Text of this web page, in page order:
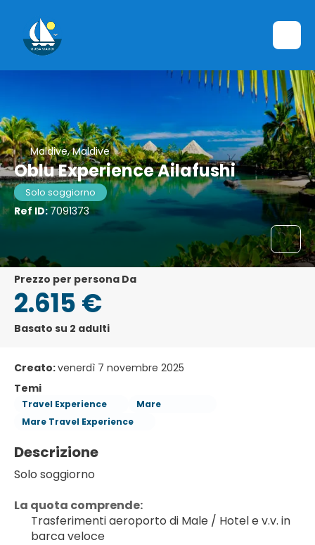
Maldive, Maldive
Oblu Experience Ailafushi
Solo soggiorno
Ref ID:7091373
Prezzo per persona Da
2.615 €
Basato su 2 adulti
Creato:venerdì 7 novembre 2025
Temi
Travel Experience
Mare
Mare Travel Experience
Descrizione
Solo soggiorno
La quota comprende:
Trasferimenti aeroporto di Male / Hotel e v.v. in
barca veloce